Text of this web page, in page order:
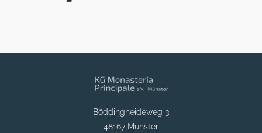
Böddingheideweg 3
48167 Münster